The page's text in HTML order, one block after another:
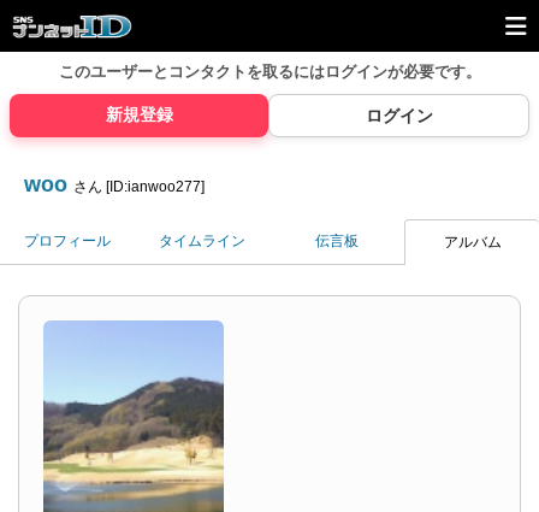
このユーザーとコンタクトを取るにはログインが必要です。
新規登録 ログイン
woo さん [ID:ianwoo277]
プロフィール タイムライン 伝言板 アルバム